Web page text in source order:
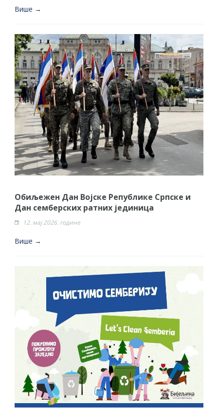
Више →
Обиљежен Дан Војске Републике Српске и
Дан семберских ратних јединица
12. мај 2026. године
Више →